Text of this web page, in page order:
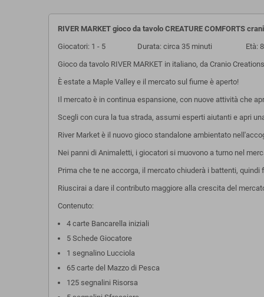
RIVER MARKET gioco da tavolo CREATURE COMFORTS
Giocatori: 1 - 5 Durata: circa 35 minuti Età:
Gioco da tavolo RIVER MARKET in italiano, da Cranio
È estate a Maple Valley e il mercato sul fiume è aperto!
Il mercato è in continua espansione, con nuove attività che
Scegli con cura la tua strada, assumi esperti aiutanti e apri
River Market è il nuovo gioco standalone ambientato
Nei panni di Animaletti, i giocatori si muovono a turno nel
Prima che te ne accorga, il mercato chiuderà i battenti,
Riuscirai a dare il contributo maggiore alla crescita del
Contenuto:
4 carte Bancarella iniziali
5 Schede Giocatore
1 segnalino Lucciola
65 carte del Mazzo di Pesca
125 segnalini Risorsa